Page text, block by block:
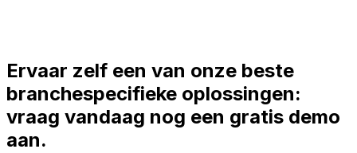
Ervaar zelf een van onze beste
branchespecifieke oplossingen:
vraag vandaag nog een gratis demo
aan.